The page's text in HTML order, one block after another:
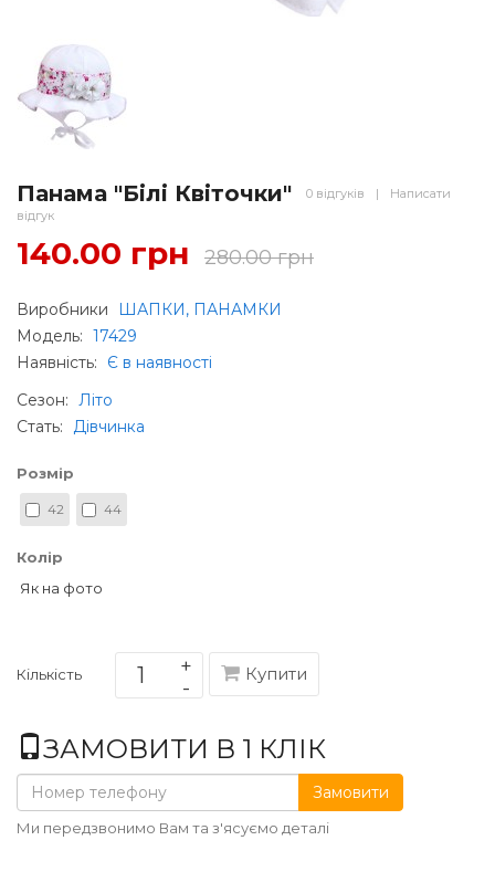
Панама "Білі Квіточки" 0 відгуків |
Написати
відгук
140.00 грн 280.00 грн
Виробники
ШАПКИ, ПАНАМКИ
Модель: 17429
Наявність:
Є в наявності
Сезон: Літо
Стать: Дівчинка
Розмір
42 44
Колір
Як на фото
Кількість Купити
ЗАМОВИТИ В 1 КЛІК
Замовити
Ми передзвонимо Вам та з'ясуємо деталі